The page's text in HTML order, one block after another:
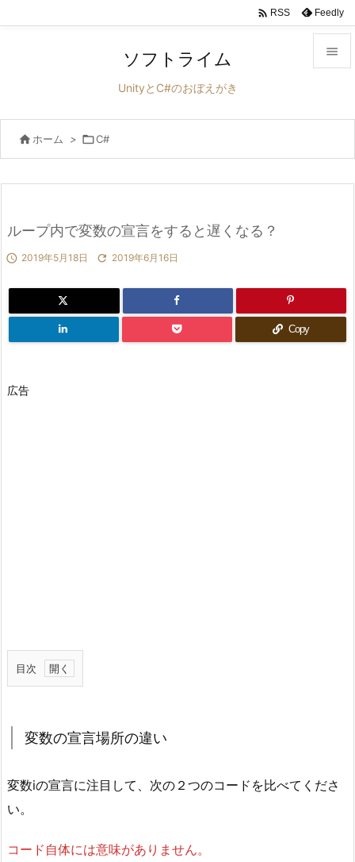


前へ
 RSS Feedly
ソフトライム
UnityとC#のおぼえがき
 ホーム > C#
ループ内で変数の宣言をすると遅くなる？
 2019年5月18日  2019年6月16日
Copy
広告
目次
1.
数
言
の
変数の宣言場所の違い
変数iの宣言に注目して、次の２つのコードを比べてくださ
い。
コード自体には意味がありません。